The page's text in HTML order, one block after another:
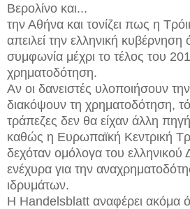
Βερολίνο και...
την Αθήνα και τονίζει πως η
απειλεί την ελληνική κυβέρνηση
συμφωνία μέχρι το τέλος του
χρηματοδότηση.
Αν οι δανειστές υλοποιήσουν
διακόψουν τη χρηματοδότηση,
τράπεζες δεν θα είχαν άλλη
καθώς η Ευρωπαϊκή Κεντρική
δεχόταν ομόλογα του ελληνικού
ενέχυρα για την
ιδρυμάτων.
Η Handelsblatt αναφέρει ακόμα